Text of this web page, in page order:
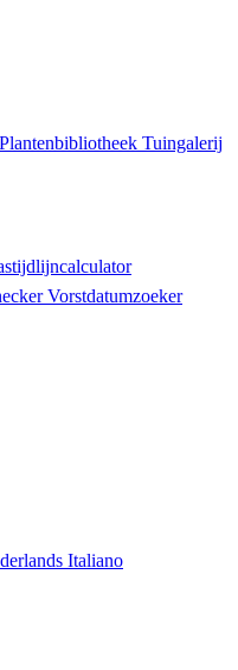
Plantenbibliotheek Tuingalerij
Vorstdatumzoeker
Italiano